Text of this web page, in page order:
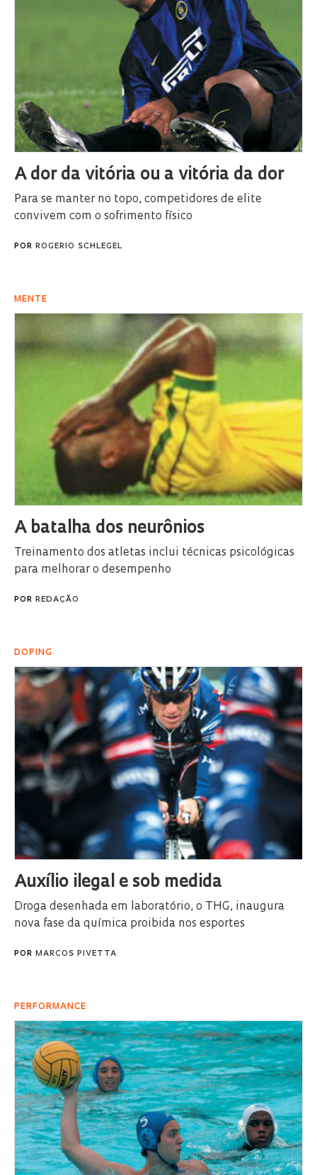
A dor da vitória ou a vitória da dor
Para se manter no topo, competidores de elite
convivem com o sofrimento físico
POR ROGERIO SCHLEGEL
MENTE
A batalha dos neurônios
Treinamento dos atletas inclui técnicas psicológicas
para melhorar o desempenho
POR REDAÇÃO
DOPING
Au­xí­lio ile­gal e sob me­di­da
Dro­ga de­se­nha­da em la­bo­ra­tó­rio, o THG, inau­gu­ra
nova fase da quí­mi­ca proi­bi­da nos es­por­tes
POR MARCOS PIVETTA
PERFORMANCE